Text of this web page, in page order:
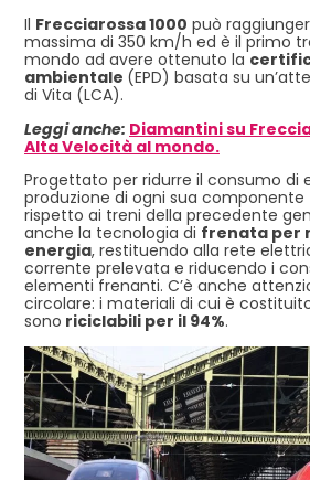
Il Frecciarossa 1000 può
massima di 350 km/h ed è il primo
mondo ad avere ottenuto la
ambientale (EPD) basata su
di Vita (LCA).
Leggi anche: Diamantini su
Alta Velocità al mondo.
Progettato per ridurre il consumo di
produzione di ogni sua componente
rispetto ai treni della precedente
anche la tecnologia di frenata per
energia, restituendo alla rete
corrente prelevata e riducendo i
elementi frenanti. C’è anche
circolare: i materiali di cui è
sono riciclabili per il 94%.